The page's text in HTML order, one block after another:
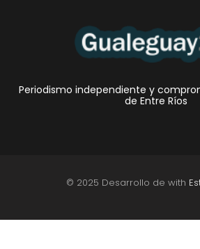
Periodismo independiente y
de Entre Ríos
© 2025 Desarrollo de with